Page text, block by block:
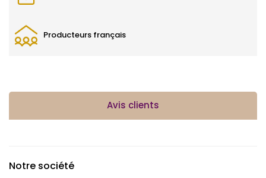
Producteurs français
Avis clients
Notre société